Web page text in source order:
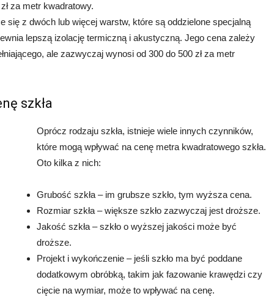
za metr kwadratowy.
się z dwóch lub więcej warstw, które są oddzielone specjalną
lepszą izolację termiczną i akustyczną. Jego cena zależy
ale zazwyczaj wynosi od 300 do 500 zł za metr
szkła
Oprócz rodzaju szkła, istnieje wiele innych czynników,
które mogą wpływać na cenę metra kwadratowego szkła.
Oto kilka z nich:
Grubość szkła – im grubsze szkło, tym wyższa cena.
Rozmiar szkła – większe szkło zazwyczaj jest droższe.
Jakość szkła – szkło o wyższej jakości może być
droższe.
Projekt i wykończenie – jeśli szkło ma być poddane
dodatkowym obróbką, takim jak fazowanie krawędzi czy
cięcie na wymiar, może to wpływać na cenę.